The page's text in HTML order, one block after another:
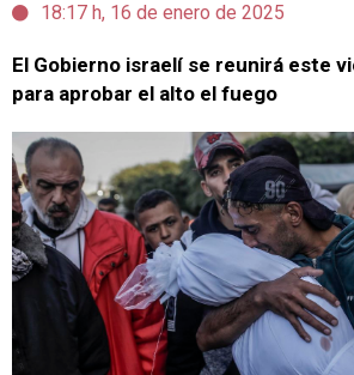
18:17 h, 16 de enero de 2025
El Gobierno israelí se reunirá este
para aprobar el alto el fuego